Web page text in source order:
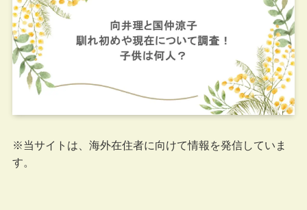
※当サイトは、海外在住者に向けて情報を発信していま
す。